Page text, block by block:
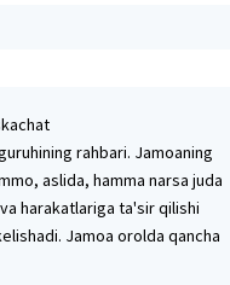
rahbari. Jamoaning
aslida, hamma narsa juda
harakatlariga ta'sir qilishi
Jamoa orolda qancha